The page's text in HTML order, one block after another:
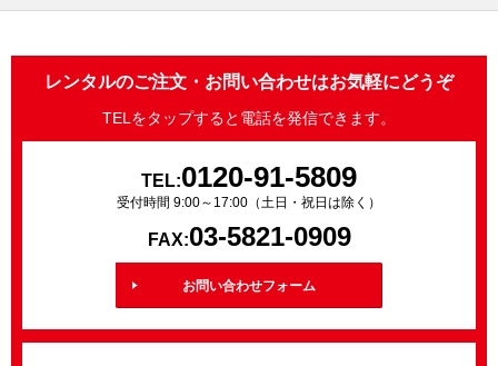
レンタルのご注文・お問い合わせはお気軽にどうぞ
TELをタップすると電話を発信できます。
TEL:0120-91-5809
受付時間 9:00～17:00（土日・祝日は除く）
FAX:03-5821-0909
お問い合わせフォーム